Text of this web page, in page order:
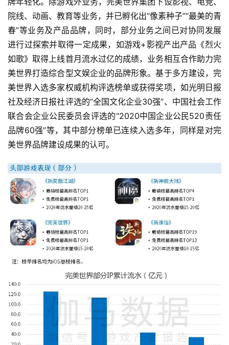
游
戏
业
界
手
机
游
戏
单
机
游
戏
闲
游
2
0
2
5
第
十
院线、动画、教育等业务，并已孵化出“像素种子”“最美的青
春”等业务及产品品牌，同时，部分业务之间已对协同发展
进行过探索并取得一定成果，如游戏+影视产出产品《烈火
如歌》取得上线首月流水过亿的成绩，业务相互合作助力完
美世界打造综合型文娱企业的品牌形象。基于多方建设，完
美世界入选多家权威机构评选榜单或获得奖项，如光明日报
社及经济日报社评选的“全国文化企业30强”、中国社会工作
联合会企业公民委员会评选的“2020中国企业公民520责任
品牌60强”等，其中部分榜单已连续入选多年，同样是对完
美世界品牌建设成果的认可。